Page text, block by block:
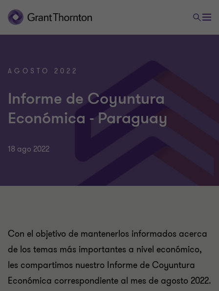
AGOSTO 2022
Informe de Coyuntura
Económica - Paraguay
18 ago 2022
Con el objetivo de mantenerlos informados acerca
de los temas más importantes a nivel económico,
les compartimos nuestro Informe de Coyuntura
Económica correspondiente al mes de agosto 2022.